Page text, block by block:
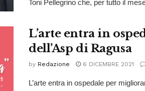
Toni Pellegrino che, per tutto il
L’arte entra in
dell’Asp di Ragusa
by Redazione 6 DICEMBRE 2021
L’arte entra in ospedale per